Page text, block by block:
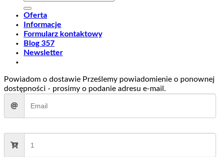
Oferta
Informacje
Formularz kontaktowy
Blog 357
Newsletter
Powiadom o dostawie Prześlemy powiadomienie o ponownej
dostępności - prosimy o podanie adresu e-mail.